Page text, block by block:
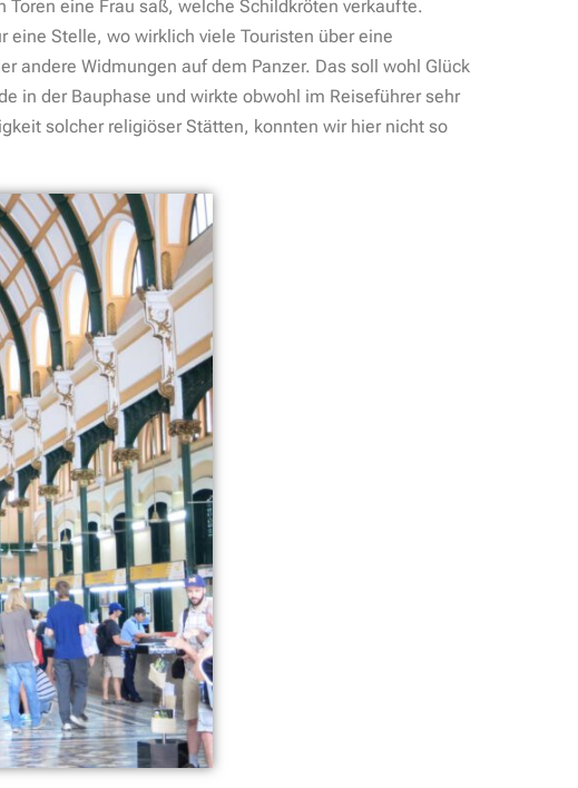
eine Frau saß, welche Schildkröten verkaufte.
Stelle, wo wirklich viele Touristen über eine
andere Widmungen auf dem Panzer. Das soll wohl Glück
in der Bauphase und wirkte obwohl im Reiseführer sehr
solcher religiöser Stätten, konnten wir hier nicht so